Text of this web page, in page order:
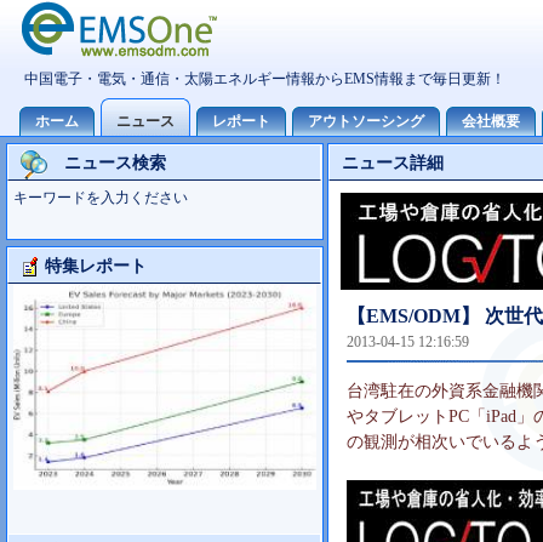
ニュース検索
キーワードを入力ください
特集レポート
大型TV市場10世代主導の可能性
ニュース詳細
【EMS/ODM】 次世
2013-04-15 12:16:59
台湾駐在の外資系金融機
やタブレットPC「iPad
の観測が相次いでいるよ